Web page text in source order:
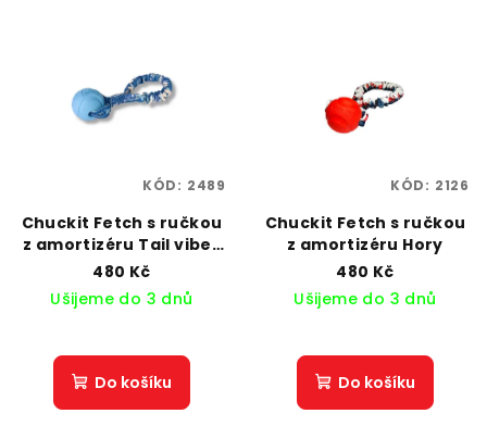
Chuckit Fetch s ručkou
z amortizéru Tail vibes
only
480 Kč
Ušijeme do 3 dnů
Do košíku
KÓD: 2489
Chuckit Fetch s ručkou
z amortizéru Hory
480 Kč
Ušijeme do 3 dnů
Do košíku
KÓD: 2126